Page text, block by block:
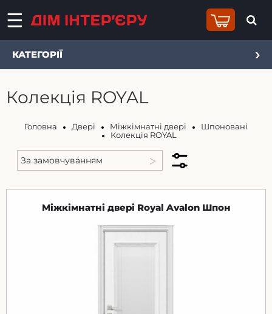
КАТЕГОРІЇ
Колекція ROYAL
Головна Двері Міжкімнатні двері
Шпоновані
Колекція ROYAL
Міжкімнатні двері Royal Avalon Шпон